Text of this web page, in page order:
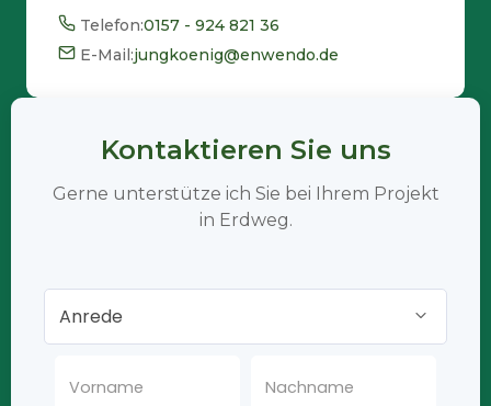
Telefon:0157 - 924 821 36
E-Mail:jungkoenig@enwendo.de
Kontaktieren Sie uns
Gerne unterstütze ich Sie bei Ihrem Projekt
in Erdweg.